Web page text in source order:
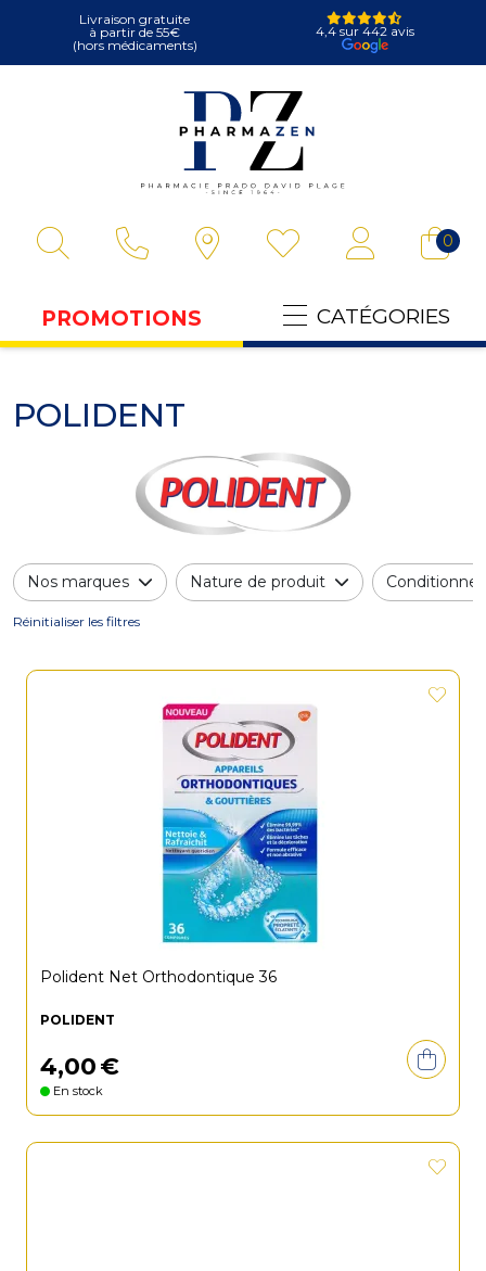
Livraison gratuite
à partir de 55€
(hors médicaments)
4,4 sur 442 avis
0
PROMOTIONS CATÉGORIES
POLIDENT
Nos marques Nature de produit
Réinitialiser les filtres
Polident Net Orthodontique 36
POLIDENT
4,00€
En stock